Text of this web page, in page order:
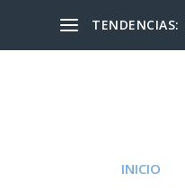
TENDENCIAS:
INICIO